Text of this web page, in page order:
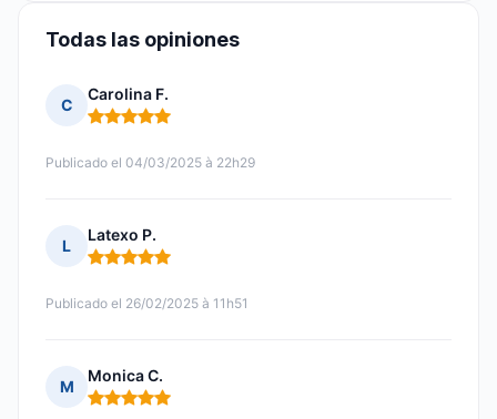
Todas las opiniones
C
Carolina F.
Nota: 5 de 5
Publicado el 04/03/2025 à 22h29
L
Latexo P.
Nota: 5 de 5
Publicado el 26/02/2025 à 11h51
M
Monica C.
Nota: 5 de 5